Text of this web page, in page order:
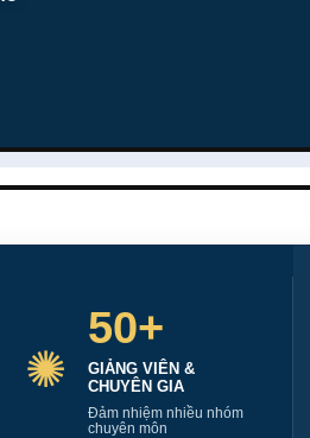
✺
50+
GIẢNG VIÊN &
CHUYÊN GIA
Đảm nhiệm nhiều nhóm
chuyên môn